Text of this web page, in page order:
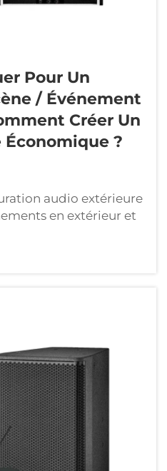
Pour Un
/ Événement
Créer Un
Économique ?
audio extérieure
en extérieur et
nécessitent des
de délivrer un son
espaces